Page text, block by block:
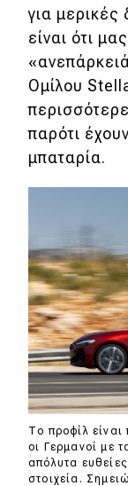
για
είναι ότι
Ομίλου
παρότι
μπαταρία.
Το προφίλ
οι Γερμανοί με
απόλυτα
στοιχεία.